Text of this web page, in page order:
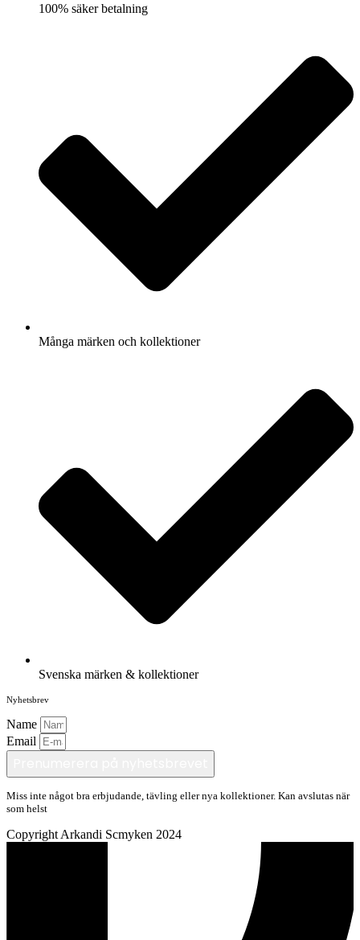
100% säker betalning
Många märken och kollektioner
Svenska märken & kollektioner
Nyhetsbrev
Name
Email
Miss inte något bra erbjudande, tävling eller nya kollektioner. Kan avslutas när
som helst
Copyright Arkandi Scmyken 2024